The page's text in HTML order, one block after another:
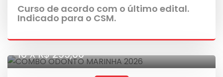
Curso de acordo com o último edital.
Indicado para o CSM.
10 X R$ 299,00